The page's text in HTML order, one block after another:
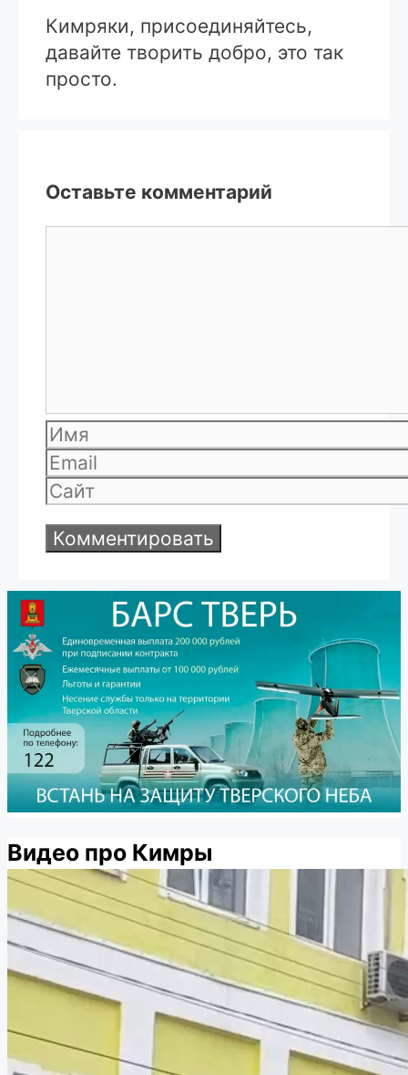
Кимряки, присоединяйтесь,
давайте творить добро, это так
просто.
Оставьте комментарий
Имя
Email
Сайт
Видео про Кимры